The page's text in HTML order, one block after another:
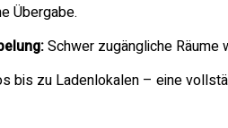
Übergabe.
Schwer zugängliche
bis zu Ladenlokalen – eine